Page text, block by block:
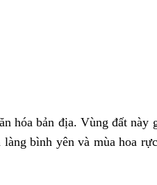
hóa bản địa. Vùng đất này
bình yên và mùa hoa